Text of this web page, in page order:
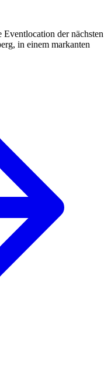
der nächsten
in einem markanten